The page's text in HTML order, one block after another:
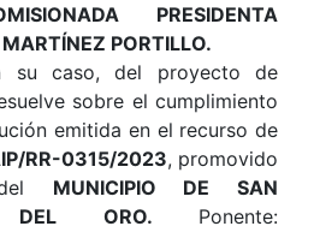
PRESIDENTA
PORTILLO.
su caso, del proyecto de
sobre el cumplimiento
emitida en el recurso de
RR-0315/2023, promovido
MUNICIPIO DE SAN
DEL ORO. Ponente: